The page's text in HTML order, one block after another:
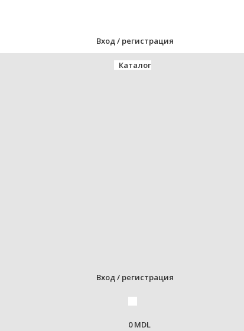
Вход / регистрация
Каталог
Вход / регистрация
0MDL